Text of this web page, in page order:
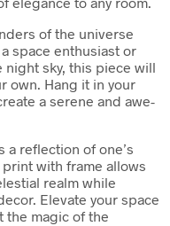
of the universe
space enthusiast or
night sky, this piece will
own. Hang it in your
a serene and awe-
a reflection of one’s
with frame allows
realm while
Elevate your space
the magic of the